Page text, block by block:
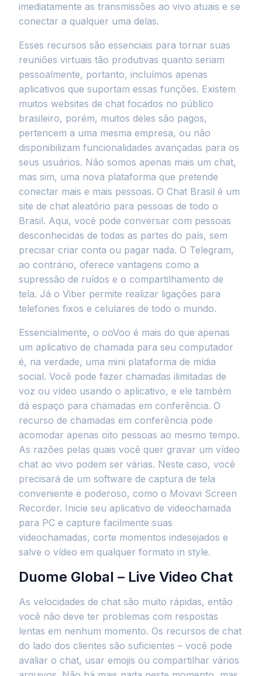
imediatamente as transmissões ao vivo atuais e se
conectar a qualquer uma delas.
Esses recursos são essenciais para tornar suas
reuniões virtuais tão produtivas quanto seriam
pessoalmente, portanto, incluímos apenas
aplicativos que suportam essas funções. Existem
muitos websites de chat focados no público
brasileiro, porém, muitos deles são pagos,
pertencem a uma mesma empresa, ou não
disponibilizam funcionalidades avançadas para os
seus usuários. Não somos apenas mais um chat,
mas sim, uma nova plataforma que pretende
conectar mais e mais pessoas. O Chat Brasil é um
site de chat aleatório para pessoas de todo o
Brasil. Aqui, você pode conversar com pessoas
desconhecidas de todas as partes do país, sem
precisar criar conta ou pagar nada. O Telegram,
ao contrário, oferece vantagens como a
supressão de ruídos e o compartilhamento de
tela. Já o Viber permite realizar ligações para
telefones fixos e celulares de todo o mundo.
Essencialmente, o ooVoo é mais do que apenas
um aplicativo de chamada para seu computador
é, na verdade, uma mini plataforma de mídia
social. Você pode fazer chamadas ilimitadas de
voz ou vídeo usando o aplicativo, e ele também
dá espaço para chamadas em conferência. O
recurso de chamadas em conferência pode
acomodar apenas oito pessoas ao mesmo tempo.
As razões pelas quais você quer gravar um vídeo
chat ao vivo podem ser várias. Neste caso, você
precisará de um software de captura de tela
conveniente e poderoso, como o Movavi Screen
Recorder. Inicie seu aplicativo de videochamada
para PC e capture facilmente suas
videochamadas, corte momentos indesejados e
salve o vídeo em qualquer formato in style.
Duome Global – Live Video Chat
As velocidades de chat são muito rápidas, então
você não deve ter problemas com respostas
lentas em nenhum momento. Os recursos de chat
do lado dos clientes são suficientes – você pode
avaliar o chat, usar emojis ou compartilhar vários